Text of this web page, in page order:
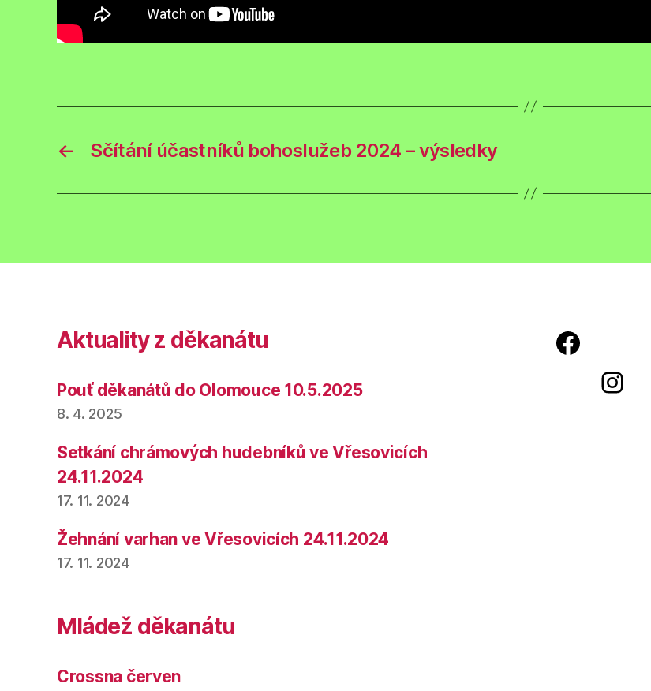
← Sčítání účastníků bohoslužeb 2024 – výsledky
Aktuality z děkanátu
Pouť děkanátů do Olomouce 10.5.2025
8. 4. 2025
Setkání chrámových hudebníků ve Vřesovicích
24.11.2024
17. 11. 2024
Žehnání varhan ve Vřesovicích 24.11.2024
17. 11. 2024
Mládež děkanátu
Crossna červen
Facebook ŘKF Kostelec na Hané
Instagram ŘKF Kostelec na Hané